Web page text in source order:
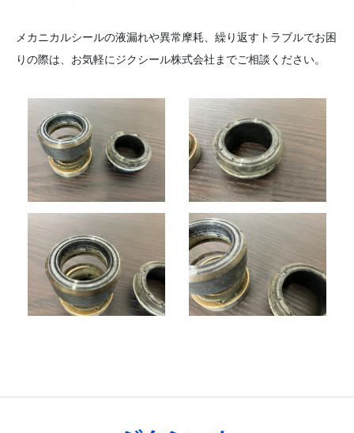
メカニカルシールの液漏れや異常摩耗、繰り返すトラブルでお困
りの際は、お気軽にジクシール株式会社までご相談ください。